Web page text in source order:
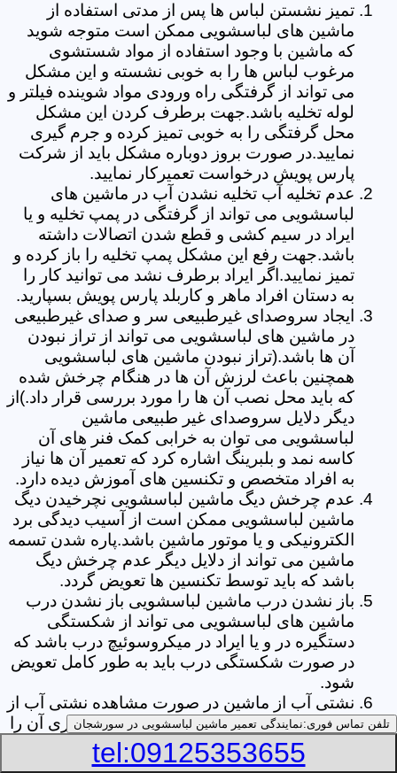
تمیز نشستن لباس ها پس از مدتی استفاده از
ماشین های لباسشویی ممکن است متوجه شوید
که ماشین با وجود استفاده از مواد شستشوی
مرغوب لباس ها را به خوبی نشسته و این مشکل
می تواند از گرفتگی راه ورودی مواد شوینده فیلتر و
لوله تخلیه باشد.جهت برطرف کردن این مشکل
محل گرفتگی را به خوبی تمیز کرده و جرم گیری
نمایید.در صورت بروز دوباره مشکل باید از شرکت
پارس پویش درخواست تعمیرکار نمایید.
عدم تخلیه آب تخلیه نشدن آب در ماشین های
لباسشویی می تواند از گرفتگی در پمپ تخلیه و یا
ایراد در سیم کشی و قطع شدن اتصالات داشته
باشد.جهت رفع این مشکل پمپ تخلیه را باز کرده و
تمیز نمایید.اگر ایراد برطرف نشد می توانید کار را
به دستان افراد ماهر و کاربلد پارس پویش بسپارید.
ایجاد سروصدای غیرطبیعی سر و صدای غیرطبیعی
در ماشین های لباسشویی می تواند از تراز نبودن
آن ها باشد.(تراز نبودن ماشین های لباسشویی
همچنین باعث لرزش آن ها در هنگام چرخش شده
که باید محل نصب آن ها را مورد بررسی قرار داد.)از
دیگر دلایل سروصدای غیر طبیعی ماشین
لباسشویی می توان به خرابی کمک فنر های آن
کاسه نمد و بلبرینگ اشاره کرد که تعمیر آن ها نیاز
به افراد متخصص و تکنسین های آموزش دیده دارد.
عدم چرخش دیگ ماشین لباسشویی نچرخیدن دیگ
ماشین لباسشویی ممکن است از آسیب دیدگی برد
الکترونیکی و یا موتور ماشین باشد.پاره شدن تسمه
ماشین می تواند از دلایل دیگر عدم چرخش دیگ
باشد که باید توسط تکنسین ها تعویض گردد.
باز نشدن درب ماشین لباسشویی باز نشدن درب
ماشین های لباسشویی می تواند از شکستگی
دستگیره در و یا ایراد در میکروسوئیچ درب باشد که
در صورت شکستگی درب باید به طور کامل تعویض
شود.
نشتی آب از ماشین در صورت مشاهده نشتی آب از
ماشین لباسشویی خود ابتدا قسمت جا پودری آن را
چک نمایید و از پر نبودن پودر در آن اطمینان حاصل
کنید.زیرا گاهی اوقات نشتی آب می تواند از پر بودن
تلفن تماس فوری:نمایندگی تعمیر ماشین لباسشویی در سورشجان
tel:09125353655